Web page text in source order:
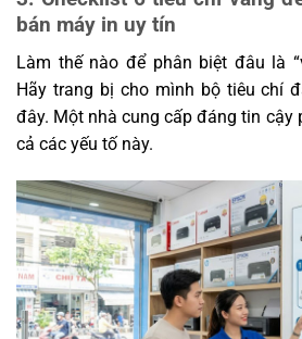
bán máy in uy tín
Làm thế nào để phân biệt đâu là
Hãy trang bị cho mình bộ tiêu chí
đây. Một nhà cung cấp đáng tin
cả các yếu tố này.